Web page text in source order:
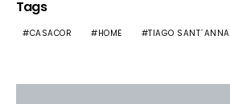
Tags
CASACOR HOME TIAGO SANT´ANNA